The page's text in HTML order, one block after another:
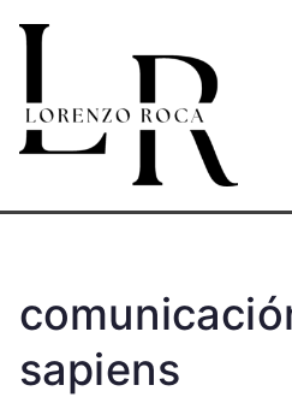
sapiens